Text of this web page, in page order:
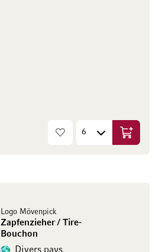
Ajouter
Logo Mövenpick
Zapfenzieher / Tire-
Bouchon